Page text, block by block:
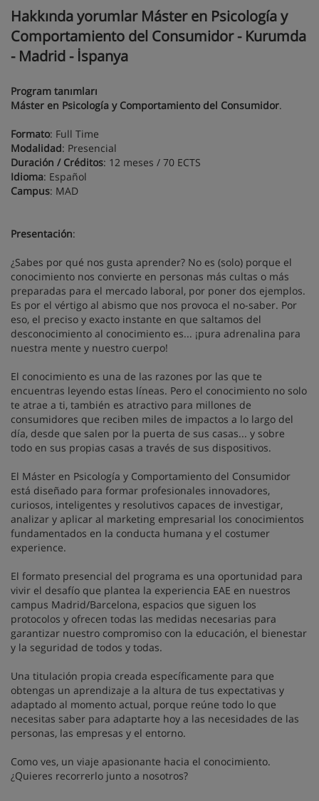
Hakkında yorumlar Máster en Psicología y
Comportamiento del Consumidor - Kurumda
- Madrid - İspanya
Program tanımları
Máster en Psicología y Comportamiento del Consumidor.
Formato: Full Time
Modalidad: Presencial
Duración / Créditos: 12 meses / 70 ECTS
Idioma: Español
Campus: MAD
Presentación:
¿Sabes por qué nos gusta aprender? No es (solo) porque el
conocimiento nos convierte en personas más cultas o más
preparadas para el mercado laboral, por poner dos ejemplos.
Es por el vértigo al abismo que nos provoca el no-saber. Por
eso, el preciso y exacto instante en que saltamos del
desconocimiento al conocimiento es... ¡pura adrenalina para
nuestra mente y nuestro cuerpo!
El conocimiento es una de las razones por las que te
encuentras leyendo estas líneas. Pero el conocimiento no solo
te atrae a ti, también es atractivo para millones de
consumidores que reciben miles de impactos a lo largo del
día, desde que salen por la puerta de sus casas... y sobre
todo en sus propias casas a través de sus dispositivos.
El Máster en Psicología y Comportamiento del Consumidor
está diseñado para formar profesionales innovadores,
curiosos, inteligentes y resolutivos capaces de investigar,
analizar y aplicar al marketing empresarial los conocimientos
fundamentados en la conducta humana y el costumer
experience.
El formato presencial del programa es una oportunidad para
vivir el desafío que plantea la experiencia EAE en nuestros
campus Madrid/Barcelona, espacios que siguen los
protocolos y ofrecen todas las medidas necesarias para
garantizar nuestro compromiso con la educación, el bienestar
y la seguridad de todos y todas.
Una titulación propia creada específicamente para que
obtengas un aprendizaje a la altura de tus expectativas y
adaptado al momento actual, porque reúne todo lo que
necesitas saber para adaptarte hoy a las necesidades de las
personas, las empresas y el entorno.
Como ves, un viaje apasionante hacia el conocimiento.
¿Quieres recorrerlo junto a nosotros?